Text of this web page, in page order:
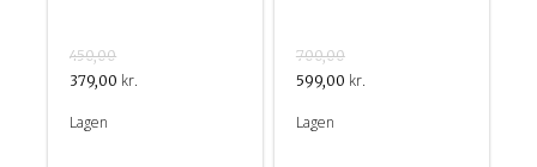
450,00
379,00 kr.
Lagen
700,00
599,00 kr.
Lagen